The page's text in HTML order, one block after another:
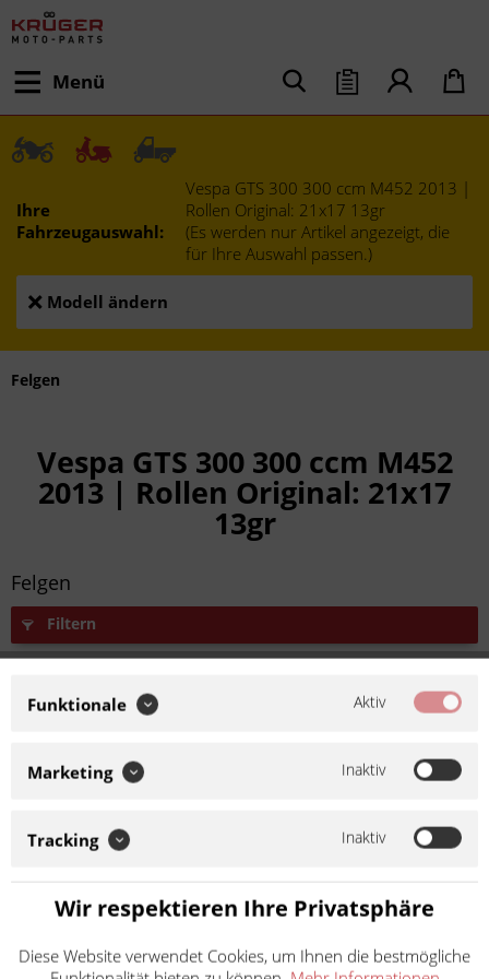
Menü
Ihre
Fahrzeugauswahl:
Vespa GTS 300 300 ccm M452 2013 |
Rollen Original: 21x17 13gr
(Es werden nur Artikel angezeigt, die
für Ihre Auswahl passen.)
Modell ändern
Felgen
Vespa GTS 300 300 ccm M452
2013 | Rollen Original: 21x17
13gr
Felgen
Filtern
Pausieren Es werden nur Artikel für ihr Fahrzeug angezeigt.
Funktionale Aktiv
Marketing Inaktiv
Tracking Inaktiv
Wir respektieren Ihre Privatsphäre
Diese Website verwendet Cookies, um Ihnen die bestmögliche